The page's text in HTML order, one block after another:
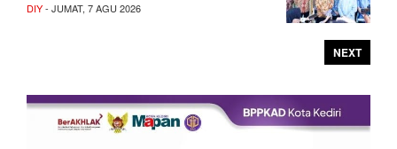
DIY- JUMAT, 7 AGU 2026
NEXT